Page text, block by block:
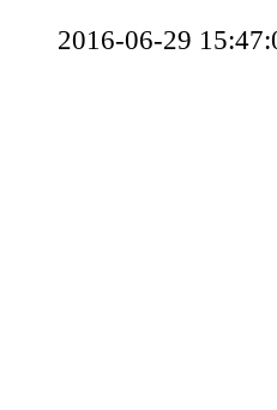
2016-06-29